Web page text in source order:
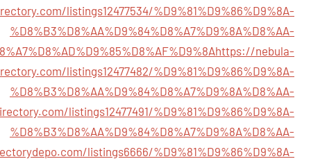
listings12477534/%D9%81%D9%86%D9%8A-
%D8%B3%D8%AA%D9%84%D8%A7%D9%8A%D8%AA-
https://nebula-
listings12477482/%D9%81%D9%86%D9%8A-
%D8%B3%D8%AA%D9%84%D8%A7%D9%8A%D8%AA-
listings12477491/%D9%81%D9%86%D9%8A-
%D8%B3%D8%AA%D9%84%D8%A7%D9%8A%D8%AA-
listings6666/%D9%81%D9%86%D9%8A-